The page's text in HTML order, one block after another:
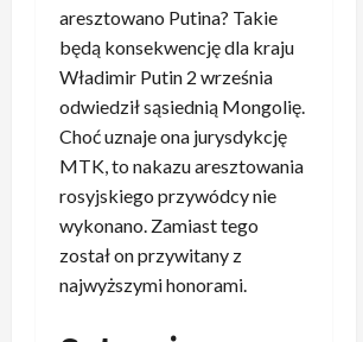
aresztowano Putina? Takie
będą konsekwencję dla kraju
Władimir Putin 2 września
odwiedził sąsiednią Mongolię.
Choć uznaje ona jurysdykcję
MTK, to nakazu aresztowania
rosyjskiego przywódcy nie
wykonano. Zamiast tego
został on przywitany z
najwyższymi honorami.